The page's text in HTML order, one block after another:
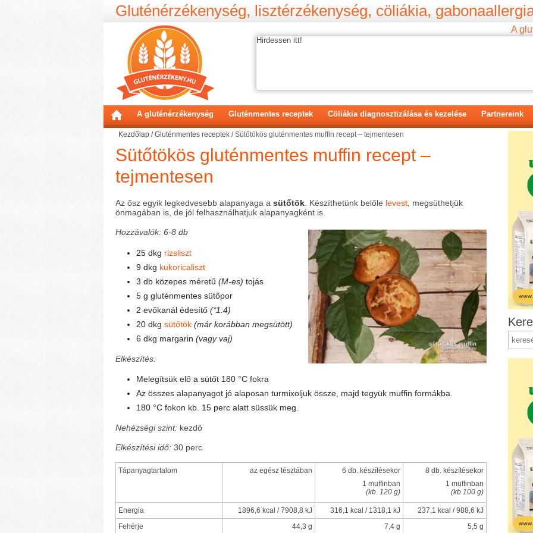
Gluténérzékenység, lisztérzékenység, cöliákia,
A
Hirdessen itt!
A gluténérzékenység Gluténmentes receptek Cöliákia diagnosztizálása és kezelése Partnereink
Kezdőlap /Gluténmentes receptek /Sütőtökös gluténmentes muffin recept – tejmentesen
Sütőtökös gluténmentes muffin recept –
tejmentesen
Az ősz egyik legkedvesebb alapanyaga a sütőtök . Készíthetünk belőle levest , megsüthetjük
önmagában is, de jól felhasználhatjuk alapanyagként is.
Hozzávalók: 6-8 db
25 dkg rizsliszt
9 dkg kukoricaliszt
3 db közepes méretű (M-es) tojás
5 g gluténmentes sütőpor
2 evőkanál édesítő (*1:4)
20 dkg sütőtök (már korábban megsütött)
6 dkg margarin (vagy vaj)
Elkészítés:
Melegítsük elő a sütőt 180 °C fokra
Az összes alapanyagot jó alaposan turmixoljuk össze, majd tegyük muffin formákba.
180 °C fokon kb. 15 perc alatt süssük meg.
Nehézségi szint: kezdő
Elkészítési idő: 30 perc
Tápanyagtartalom az egész tésztában
6 db. készítésekor
1 muffinban
(kb. 120 g)
8 db. készítésekor
1 muffinban
(kb 100 g)
Energia 1896,6 kcal / 7908,8 kJ 316,1 kcal / 1318,1 kJ
237,1 kcal / 988,6 kJ
Fehérje
44,3 g 7,4 g 5,5 g